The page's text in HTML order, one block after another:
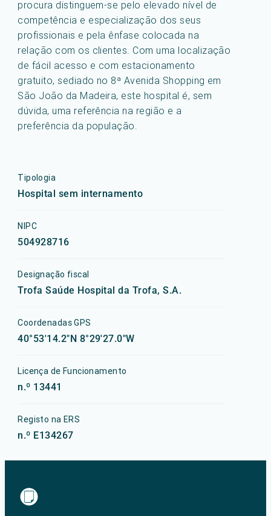
procura distinguem-se pelo elevado nível de
competência e especialização dos seus
profissionais e pela ênfase colocada na
relação com os clientes. Com uma localização
de fácil acesso e com estacionamento
gratuito, sediado no 8ª Avenida Shopping em
São João da Madeira, este hospital é, sem
dúvida, uma referência na região e a
preferência da população.
Tipologia
Hospital sem internamento
NIPC
504928716
Designação fiscal
Trofa Saúde Hospital da Trofa, S.A.
Coordenadas GPS
40°53'14.2"N 8°29'27.0"W
Licença de Funcionamento
n.º 13441
Registo na ERS
n.º E134267